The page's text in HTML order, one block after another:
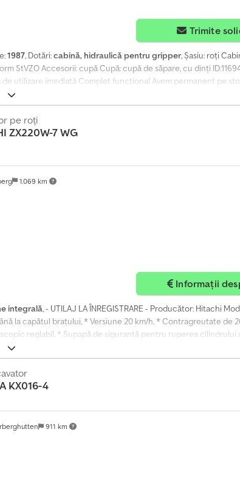
Trimite
1987, Dotări:cabină, hidraulică pentru gripper, Șasiu: roți
Accesorii: cupă Cupă: cupă de săpare, cu dinți
utilizare imediată Complet funcțional Avem permanent pe
Ofertă neangajantă, vânzare doar către persoane
pot fi modificate digital pe fotografii. Crjdov S Nr Uopfx Aa
1.069 km
pe roți
ZX220W-7 WG
Informații
integrală, - UTILAJ LA ÎNREGISTRARE - Producător: Hitachi
la capătul brațului, * Versiune 20 km/h, * Contragreutate de
reglabil, * Supapă de siguranță pentru ruperea cilindrului
rapidă complet hidraulic OQ70-55 Oil Quick - Dispozitiv de
pentru SH I și SH II - Set de furtunuri A/B, rotație clește
vizuali - Cârlig de încărcare de 10 tone, în partea stângă, în
de presiune joasă, dacă există deja sistem de control al
de montaj manșon 1", instrument de montaj 3/4" pentru
911 km
KX016-4